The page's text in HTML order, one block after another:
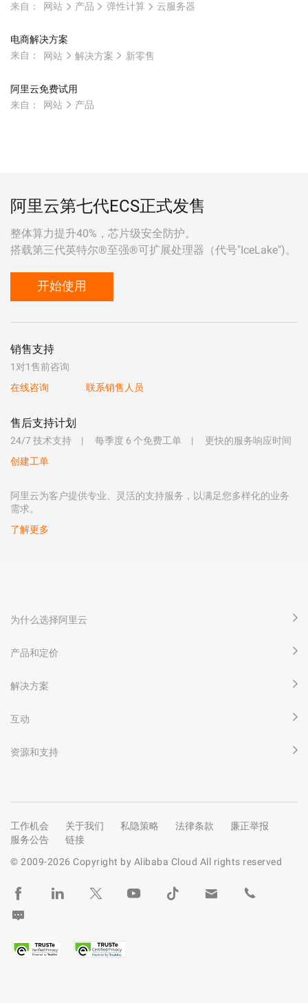
来自：
网站 产品 弹性计算 云服务器
电商解决方案
来自：
网站 解决方案 新零售
阿里云免费试用
来自：
网站 产品
阿里云第七代ECS正式发售
整体算力提升40%，芯片级安全防护。
搭载第三代英特尔®至强®可扩展处理器（代号"IceLake")。
开始使用
销售支持
1对1售前咨询
在线咨询
联系销售人员
售后支持计划
24/7 技术支持 每季度 6 个免费工单
更快的服务响应时间
创建工单
阿里云为客户提供专业、灵活的支持服务，以满足您多样化的业务
需求。
了解更多
为什么选择阿里云
产品和定价
解决方案
互动
资源和支持
工作机会 关于我们 私隐策略 法律条款
廉正举报
服务公告
链接
© 2009-2026 Copyright by Alibaba Cloud All rights reserved